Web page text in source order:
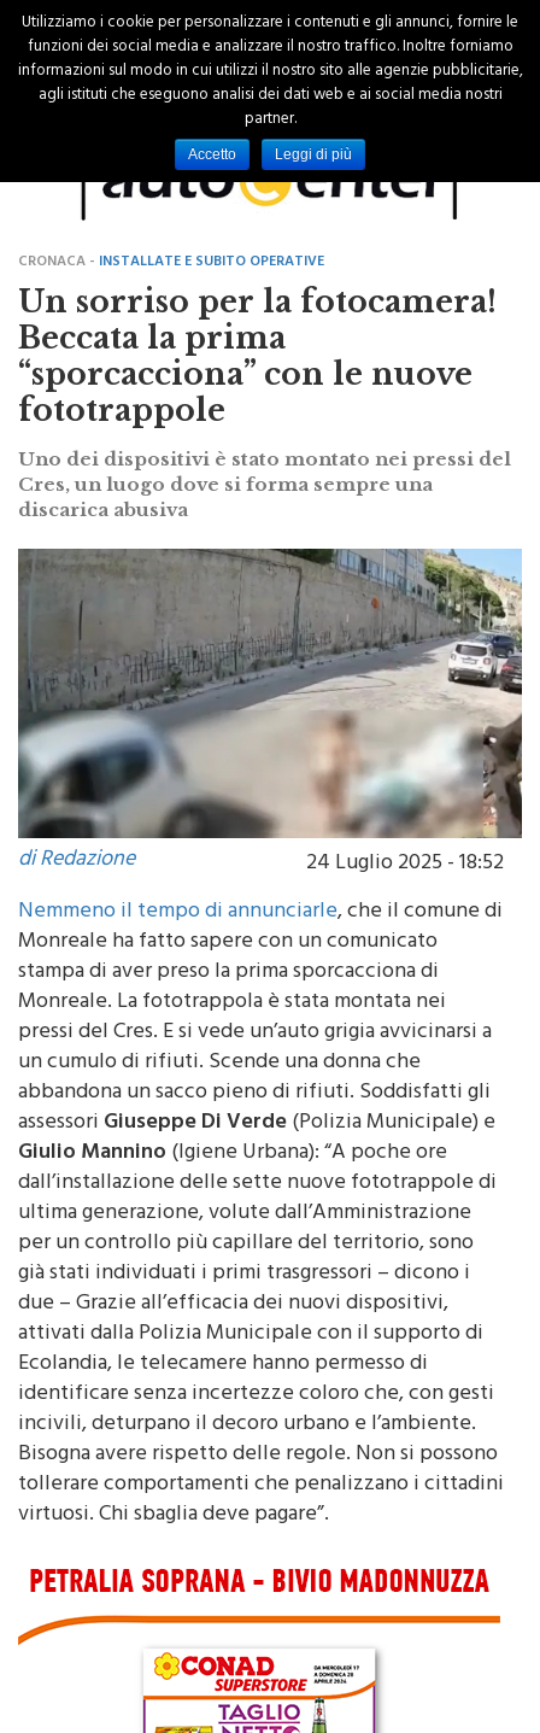
CRONACA -INSTALLATE E SUBITO OPERATIVE
Un sorriso per la fotocamera!
Beccata la prima
“sporcacciona” con le nuove
fototrappole
Uno dei dispositivi è stato montato nei pressi del
Cres, un luogo dove si forma sempre una
di Redazione
24 Luglio 2025 - 18:52
Nemmeno il tempo di annunciarle, che il comune di
Monreale ha fatto sapere con un comunicato
stampa di aver preso la prima sporcacciona di
Monreale. La fototrappola è stata montata nei
pressi del Cres. E si vede un’auto grigia avvicinarsi a
un cumulo di rifiuti. Scende una donna che
abbandona un sacco pieno di rifiuti. Soddisfatti gli
assessoriGiuseppe Di Verde(Polizia Municipale) e
Giulio Mannino(Igiene Urbana): “A poche ore
dall’installazione delle sette nuove fototrappole di
ultima generazione, volute dall’Amministrazione
per un controllo più capillare del territorio, sono
già stati individuati i primi trasgressori – dicono i
due – Grazie all’efficacia dei nuovi dispositivi,
attivati dalla Polizia Municipale con il supporto di
Ecolandia, le telecamere hanno permesso di
identificare senza incertezze coloro che, con gesti
incivili, deturpano il decoro urbano e l’ambiente.
Bisogna avere rispetto delle regole. Non si possono
tollerare comportamenti che penalizzano i cittadini
Utilizziamo i cookie per personalizzare i contenuti e gli annunci, fornire le
funzioni dei social media e analizzare il nostro traffico. Inoltre forniamo
informazioni sul modo in cui utilizzi il nostro sito alle agenzie pubblicitarie,
agli istituti che eseguono analisi dei dati web e ai social media nostri
partner.
Accetto Leggi di più